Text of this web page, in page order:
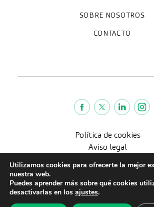
Clínica CreuBlanca
CreuBlanca Tarradellas
Diagnosis Médica
Hospital CreuBlanca
SOBRE NOSOTROS
Quiénes somos
Trabaja con nosotros
Blog
CreuBlanca Empresas
Fundación Privada
Preguntas frecuentes
CONTACTO
CreuBlanca © 2022 |
Política de cookies
Aviso legal
Política de calidad
Utilizamos cookies para ofrecerte la mejor
nuestra web.
Puedes aprender más sobre qué cookies
desactivarlas en los ajustes.